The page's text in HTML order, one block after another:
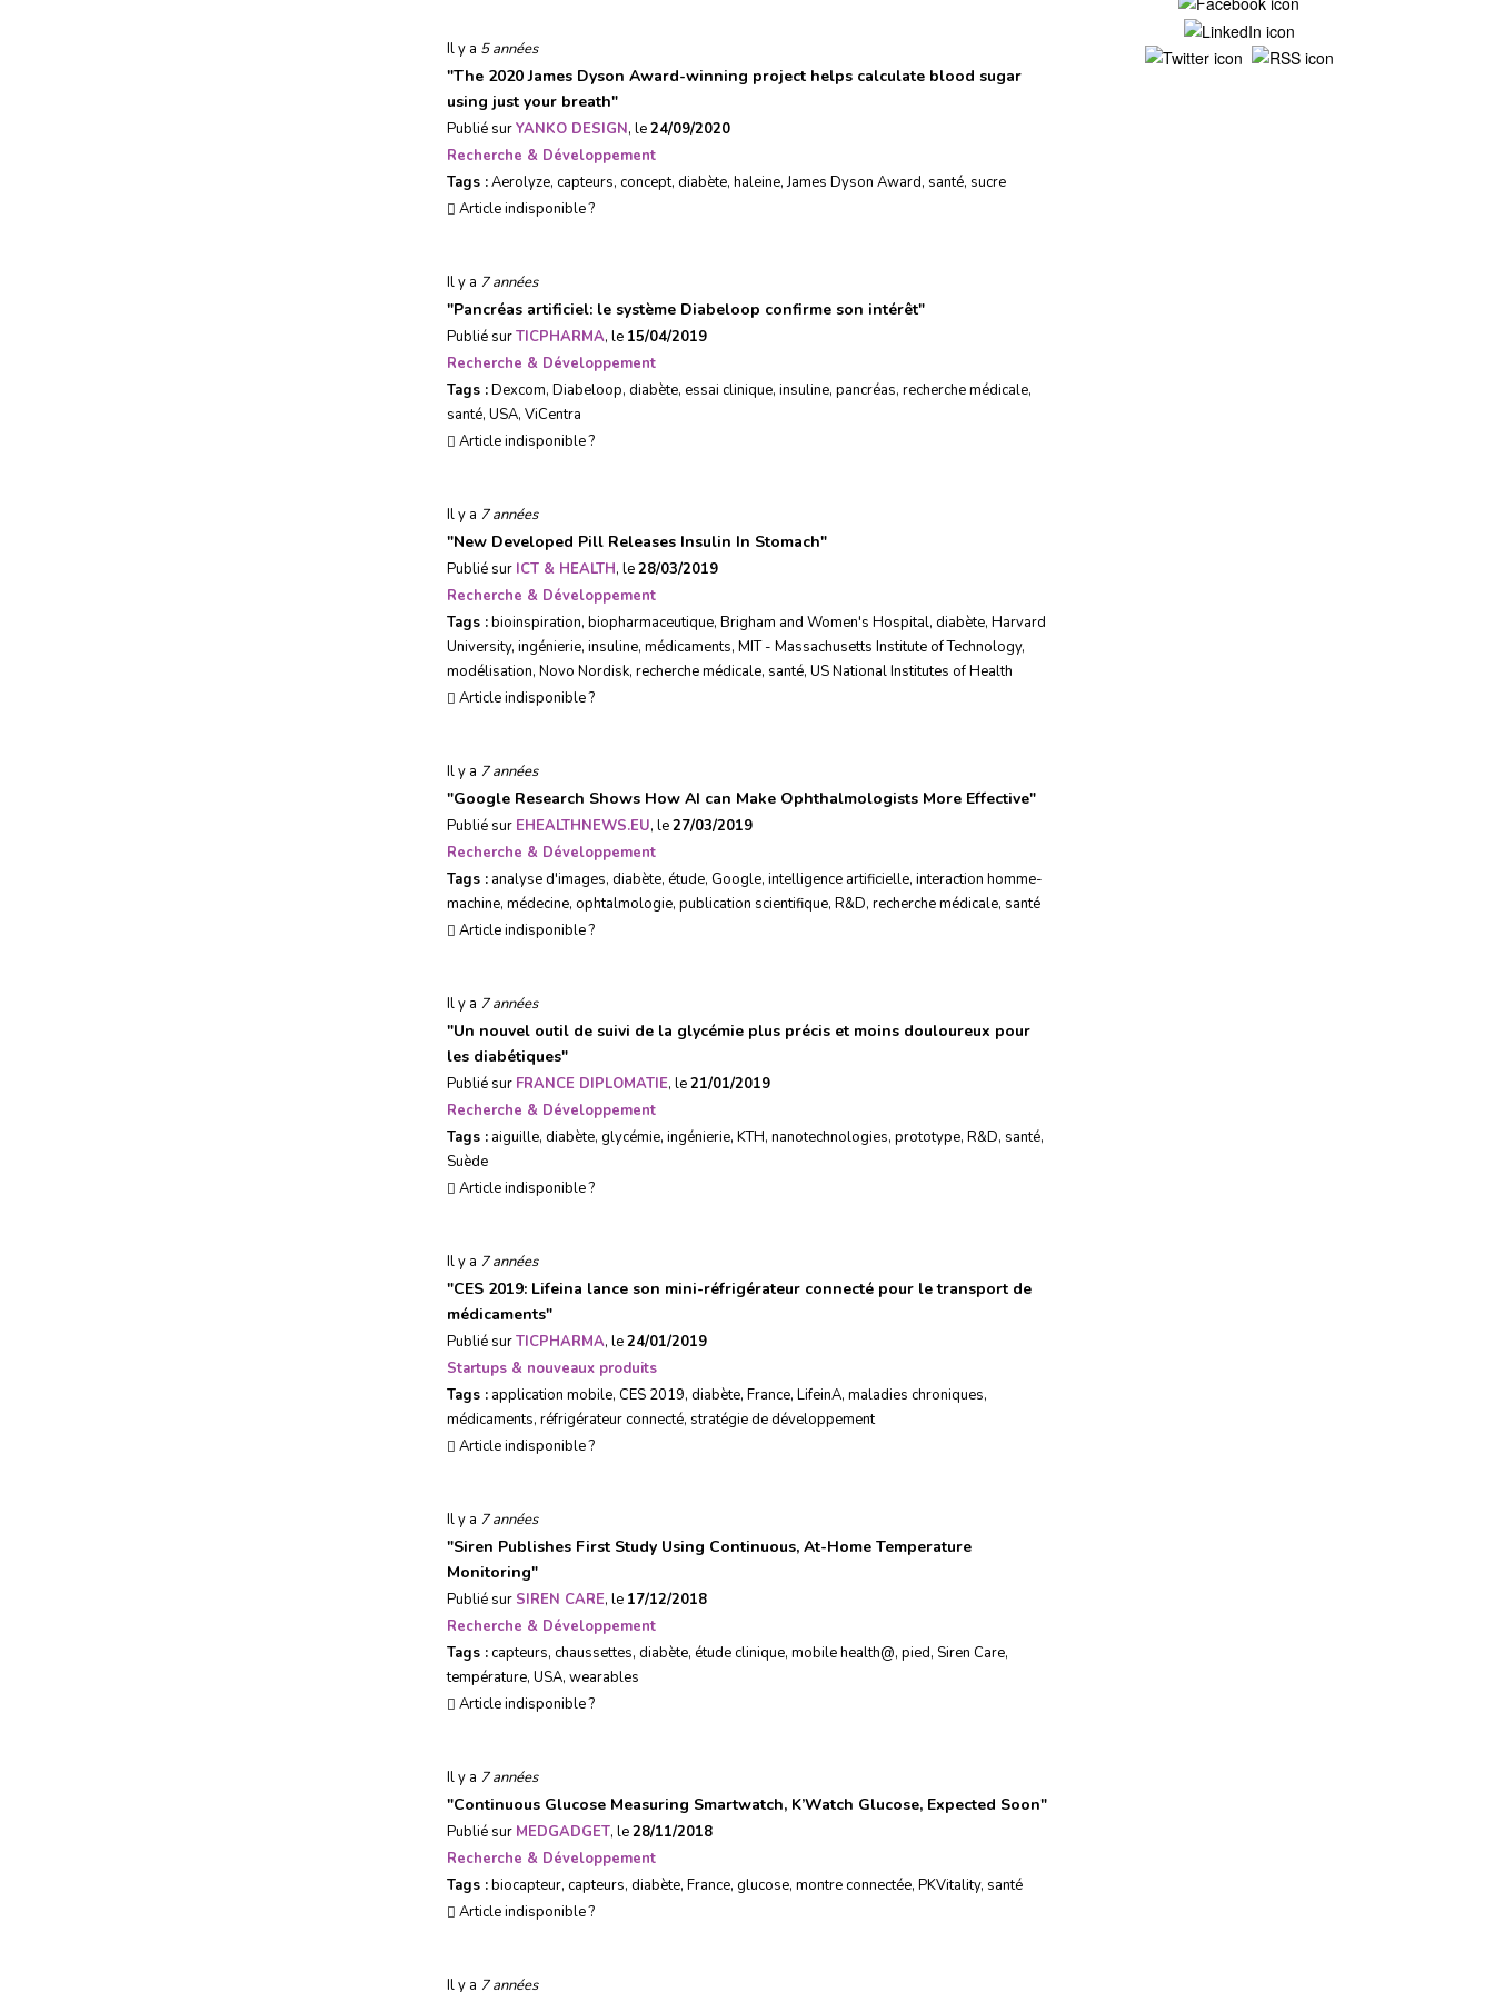
Il y a 5 années
"The 2020 James Dyson Award-winning project helps calculate blood sugar
using just your breath"
Publié surYANKO DESIGN, le24/09/2020
Recherche & Développement
Tags :Aerolyze, capteurs, concept, diabète, haleine,James Dyson Award, santé, sucre
Article indisponible ?
Il y a 7 années
"Pancréas artificiel: le système Diabeloop confirme son intérêt"
Publié surTICPHARMA, le 15/04/2019
Recherche & Développement
Tags :Dexcom, Diabeloop, diabète, essai clinique, insuline, pancréas, recherche médicale,
santé, USA, ViCentra
Article indisponible ?
Il y a 7 années
"New Developed Pill Releases Insulin In Stomach"
Publié sur ICT & HEALTH, le28/03/2019
Recherche & Développement
Tags :bioinspiration, biopharmaceutique, Brigham and Women's Hospital, diabète, Harvard
University, ingénierie, insuline, médicaments, MIT - Massachusetts Institute of Technology,
modélisation, Novo Nordisk, recherche médicale, santé, US National Institutes of Health
Article indisponible ?
Il y a 7 années
"Google Research Shows How AI can Make Ophthalmologists More Effective"
Publié sur EHEALTHNEWS.EU, le27/03/2019
Recherche & Développement
Tags : analyse d'images, diabète, étude, Google, intelligence artificielle, interaction homme-
machine, médecine, ophtalmologie, publication scientifique, R&D, recherche médicale, santé
Article indisponible ?
Il y a 7 années
"Un nouvel outil de suivi de la glycémie plus précis et moins douloureux pour
les diabétiques"
Publié sur FRANCE DIPLOMATIE, le21/01/2019
Recherche & Développement
Tags : aiguille, diabète, glycémie, ingénierie, KTH, nanotechnologies, prototype, R&D, santé,
Suède
Article indisponible ?
Il y a 7 années
"CES 2019: Lifeina lance son mini-réfrigérateur connecté pour le transport de
médicaments"
Publié surTICPHARMA, le24/01/2019
Startups & nouveaux produits
Tags : application mobile, CES 2019, diabète, France, LifeinA, maladies chroniques,
médicaments, réfrigérateur connecté, stratégie de développement
Article indisponible ?
Il y a 7 années
"Siren Publishes First Study Using Continuous, At-Home Temperature
Monitoring"
Publié sur SIREN CARE, le 17/12/2018
Recherche & Développement
Tags :capteurs, chaussettes, diabète, étude clinique, mobile health@, pied, Siren Care,
température, USA, wearables
Article indisponible ?
Il y a 7 années
"Continuous Glucose Measuring Smartwatch, K’Watch Glucose, Expected Soon"
Publié sur MEDGADGET, le28/11/2018
Recherche & Développement
Tags :biocapteur, capteurs, diabète, France, glucose, montre connectée, PKVitality, santé
Article indisponible ?
Il y a 7 années